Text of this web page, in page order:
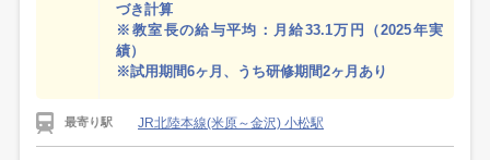
づき計算
※教室長の給与平均：月給33.1万円（2025年実
績）
※試用期間6ヶ月、うち研修期間2ヶ月あり
最寄り駅 JR北陸本線(米原～金沢) 小松駅